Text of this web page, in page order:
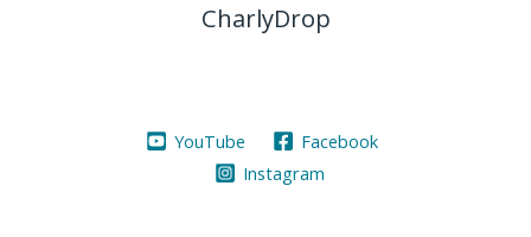
CharlyDrop
YouTube
Facebook
Instagram